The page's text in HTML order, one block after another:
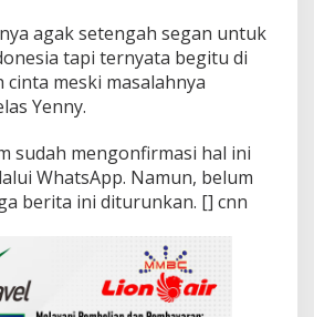
agak setengah segan untuk
tapi ternyata begitu di
cinta meski masalahnya
Yenny.
sudah mengonfirmasi hal ini
WhatsApp. Namun, belum
berita ini diturunkan. [] cnn